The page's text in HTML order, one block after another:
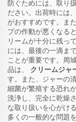
防ぐためには、取り
ださい。出荷時には
がおすすめです。ま
プの作動が悪くなる
リームが十分に残っ
には、最後の一滴ま
ことが重要です。周
品は、 クリームジャ
す。また、ジャーの
細菌が繁殖する恐れ
洗浄し、完全に乾燥
な取り扱いを心がけ
多くの一般的な問題